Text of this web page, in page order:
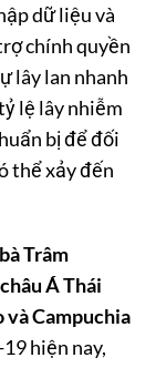
dữ liệu và
chính quyền
lây lan nhanh
lệ lây nhiễm
bị để đối
thể xảy đến
bà Trâm
Á Thái
và Campuchia
hiện nay,